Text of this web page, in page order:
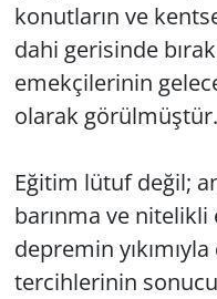
konutların ve
dahi gerisinde
emekçilerinin
olarak görülmüştür.
Eğitim lütuf değil;
barınma ve nitelikli
depremin
tercihlerinin